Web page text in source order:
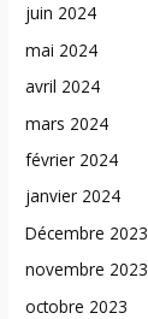
juin 2024
mai 2024
avril 2024
mars 2024
février 2024
janvier 2024
Décembre 2023
novembre 2023
octobre 2023